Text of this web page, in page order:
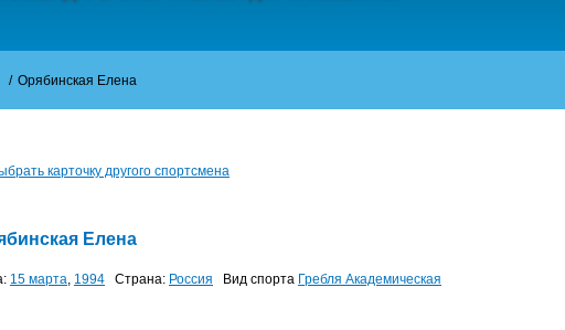
/ Орябинская Елена
карточку другого спортсмена
Елена
15 марта, 1994 Страна: Россия Вид спорта Гребля Академическая